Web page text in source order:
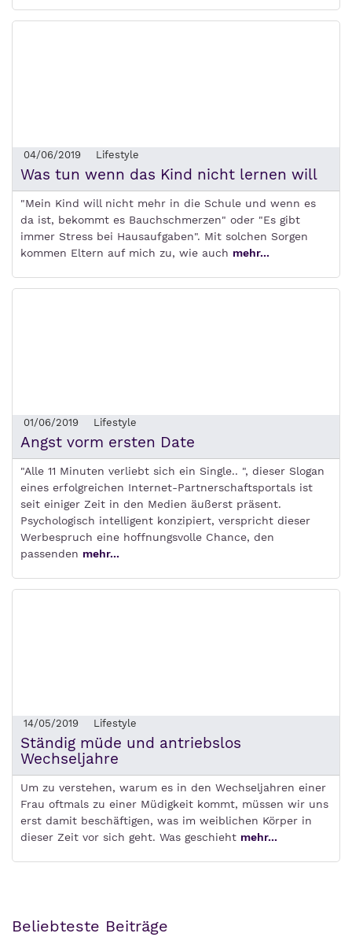
04/06/2019 Lifestyle
Was tun wenn das Kind nicht lernen will
"Mein Kind will nicht mehr in die Schule und wenn es
da ist, bekommt es Bauchschmerzen" oder "Es gibt
immer Stress bei Hausaufgaben". Mit solchen Sorgen
kommen Eltern auf mich zu, wie auch mehr...
01/06/2019 Lifestyle
Angst vorm ersten Date
"Alle 11 Minuten verliebt sich ein Single.. ", dieser Slogan
eines erfolgreichen Internet-Partnerschaftsportals ist
seit einiger Zeit in den Medien äußerst präsent.
Psychologisch intelligent konzipiert, verspricht dieser
Werbespruch eine hoffnungsvolle Chance, den
passenden mehr...
14/05/2019 Lifestyle
Ständig müde und antriebslos
Wechseljahre
Um zu verstehen, warum es in den Wechseljahren einer
Frau oftmals zu einer Müdigkeit kommt, müssen wir uns
erst damit beschäftigen, was im weiblichen Körper in
dieser Zeit vor sich geht. Was geschieht mehr...
Beliebteste Beiträge